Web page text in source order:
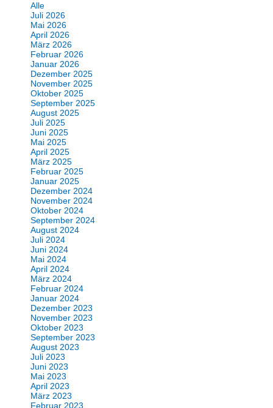
Alle
Juli 2026
Mai 2026
April 2026
März 2026
Februar 2026
Januar 2026
Dezember 2025
November 2025
Oktober 2025
September 2025
August 2025
Juli 2025
Juni 2025
Mai 2025
April 2025
März 2025
Februar 2025
Januar 2025
Dezember 2024
November 2024
Oktober 2024
September 2024
August 2024
Juli 2024
Juni 2024
Mai 2024
April 2024
März 2024
Februar 2024
Januar 2024
Dezember 2023
November 2023
Oktober 2023
September 2023
August 2023
Juli 2023
Juni 2023
Mai 2023
April 2023
März 2023
Februar 2023